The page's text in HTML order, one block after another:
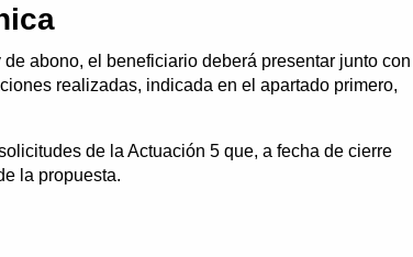
abono, el beneficiario deberá presentar junto con
realizadas, indicada en el apartado primero,
de la Actuación 5 que, a fecha de cierre
la propuesta.